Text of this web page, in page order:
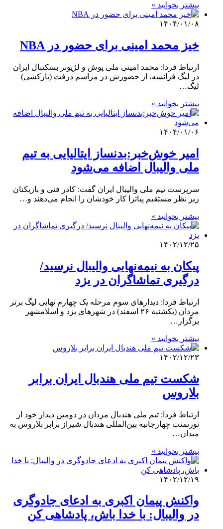
بیشتر بخوانید »
۱۴۰۴/۰۱/۰۸
خیز محمد امینی برای حضور در NBA
ارتباط فردا: محمد امینی ملی پوش و لژیونر بسکتبال ایران
در لیگ فرانسه، از حضورش در مراسم درفت (یارکشی)
لیگ…
بیشتر بخوانید »
۱۴۰۴/۰۱/۰۶
امیر خوش‌خبر:بدنساز ایتالیایی به تیم
ملی والیبال اضافه می‌شود
سرپرست تیم ملی والیبال ایران گفت: کادر فنی و بازیکنان
زیر نظر مستقیم پیاتزا کار خودشان را انجام می‌دهند و…
بیشتر بخوانید »
۱۴۰۲/۱۲/۲۵
پیکان به نیمه‌نهایی والیبال نرسید/
درگیری تماشاگران در یزد
ارتباط فردا: دیدارهای سوم مرحله یک چهارم نهایی لیگ برتر
مردان (یکشنبه ۲۶ اسفند) در شهرهای یزد و اسلامشهر
برگزار…
بیشتر بخوانید »
۱۴۰۲/۱۲/۲۳
شکست تیم ملی هندبال ایران برابر
بلاروس
ارتباط فردا: تیم ملی هندبال مردان در دومین دیدار خود از
تورنمنت چهارجانبه بین‌المللی هندبال شیراز برابر بلاروس به
میدان…
بیشتر بخوانید »
۱۴۰۲/۱۲/۱۹
واکنش پیمان اکبری به ادعای جادوگری
در والیبال: با خدا باش، پادشاهی کن